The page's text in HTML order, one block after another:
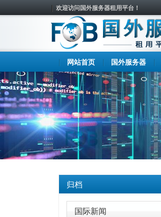
欢迎访问国外服务器租用平台！
网站首页 国外服务器
归档
国际新闻